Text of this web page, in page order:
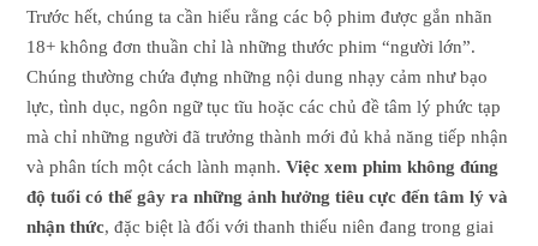
Trước hết, chúng ta cần hiểu rằng các bộ phim được gắn nhãn
18+ không đơn thuần chỉ là những thước phim “người lớn”.
Chúng thường chứa đựng những nội dung nhạy cảm như bạo
lực, tình dục, ngôn ngữ tục tĩu hoặc các chủ đề tâm lý phức tạp
mà chỉ những người đã trưởng thành mới đủ khả năng tiếp nhận
và phân tích một cách lành mạnh.Việc xem phim không đúng
độ tuổi có thể gây ra những ảnh hưởng tiêu cực đến tâm lý và
nhận thức, đặc biệt là đối với thanh thiếu niên đang trong giai